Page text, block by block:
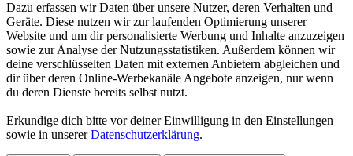
Dazu erfassen wir Daten über unsere Nutzer, deren Verhalten und
Geräte. Diese nutzen wir zur laufenden Optimierung unserer
Website und um dir personalisierte Werbung und Inhalte anzuzeigen
sowie zur Analyse der Nutzungsstatistiken. Außerdem können wir
deine verschlüsselten Daten mit externen Anbietern abgleichen und
dir über deren Online-Werbekanäle Angebote anzeigen, nur wenn
du deren Dienste bereits selbst nutzt.
Erkundige dich bitte vor deiner Einwilligung in den Einstellungen
sowie in unsererDatenschutzerklärung.